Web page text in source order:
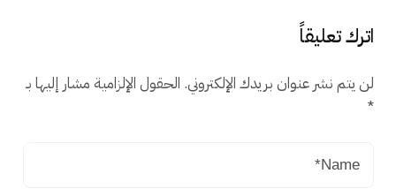
اترك تعليقاً
لن يتم نشر عنوان بريدك الإلكتروني. الحقول الإلزامية مشار إليها بـ
*